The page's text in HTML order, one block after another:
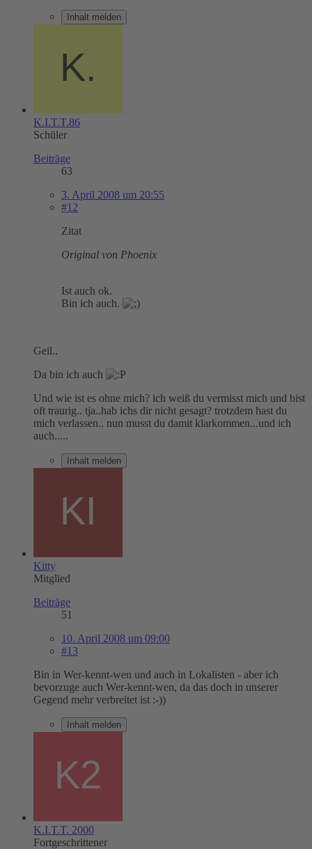
Inhalt melden
K.I.T.T.86
Schüler
Beiträge
63
3. April 2008 um 20:55
#12
Zitat
Original von Phoenix
Ist auch ok.
Bin ich auch.
Geil..
Da bin ich auch
Und wie ist es ohne mich? ich weiß du vermisst mich und bist
oft traurig.. tja..hab ichs dir nicht gesagt? trotzdem hast du
mich verlassen.. nun musst du damit klarkommen...und ich
auch.....
Inhalt melden
Kitty
Mitglied
Beiträge
51
10. April 2008 um 09:00
#13
Bin in Wer-kennt-wen und auch in Lokalisten - aber ich
bevorzuge auch Wer-kennt-wen, da das doch in unserer
Gegend mehr verbreitet ist :-))
Inhalt melden
K.I.T.T. 2000
Fortgeschrittener